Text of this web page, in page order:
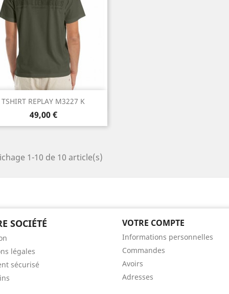
TSHIRT REPLAY M3227 K
Prix
49,00 €
Aperçu rapide
Kaki
1-10 de 10 article(s)
SOCIÉTÉ
légales
sécurisé
VOTRE COMPTE
Informations personnelles
Commandes
Avoirs
Adresses